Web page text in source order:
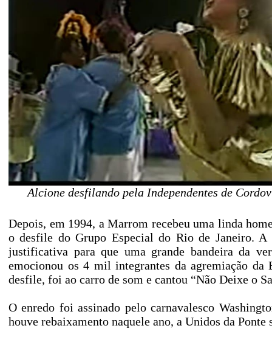
Alcione desfilando pela Independentes de
Depois, em 1994, a Marrom recebeu uma linda
o desfile do Grupo Especial do Rio de Janeiro.
justificativa para que uma grande bandeira da
emocionou os 4 mil integrantes da agremiação
desfile, foi ao carro de som e cantou “Não Deixe o
O enredo foi assinado pelo carnavalesco
houve rebaixamento naquele ano, a Unidos da